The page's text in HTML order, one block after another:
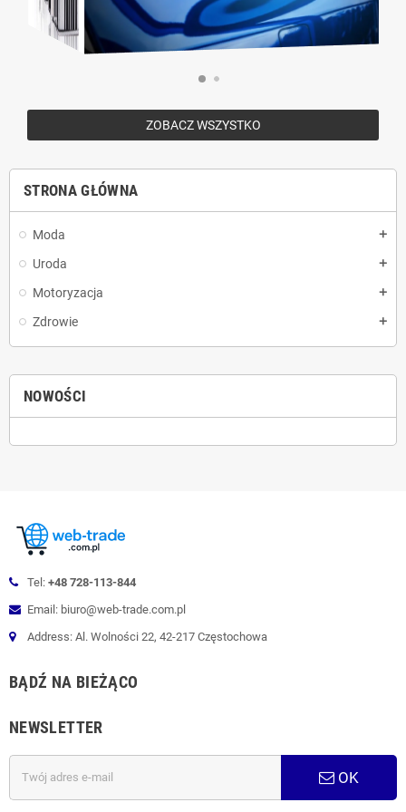
ZOBACZ WSZYSTKO
STRONA GŁÓWNA
Moda add
Uroda add
Motoryzacja add
Zdrowie add
NOWOŚCI
Tel: +48 728-113-844
Email: biuro@web-trade.com.pl
Address: Al. Wolności 22, 42-217 Częstochowa
BĄDŹ NA BIEŻĄCO
NEWSLETTER
OK